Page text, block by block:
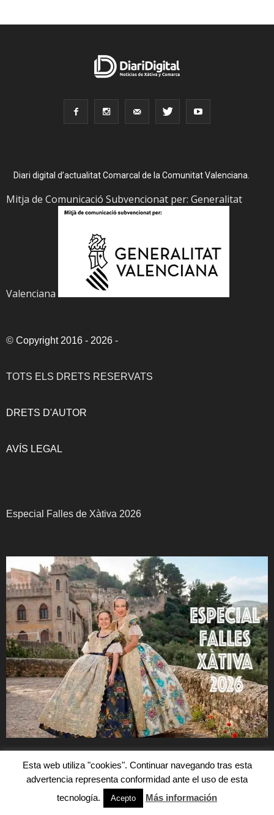
Diari digital d’actualitat Comarcal de la Comunitat Valenciana.
Mitja de Comunicació Subvencionat per: Generalitat
Valenciana
© Copyright 2016 - 2026 -
TOTS ELS DRETS RESERVATS
DRETS D'AUTOR
AVÍS LEGAL
Especial Falles de Xàtiva 2026
Esta web utiliza "cookies". Continuar navegando tras esta
advertencia representa conformidad ante el uso de esta
tecnología.
Acepto Más información